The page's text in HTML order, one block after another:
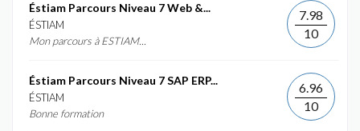
Éstiam Parcours Niveau 7 Web &...
ÉSTIAM
Mon parcours à ESTIAM...
7.98
10
Éstiam Parcours Niveau 7 SAP ERP...
ÉSTIAM
Bonne formation
6.96
10